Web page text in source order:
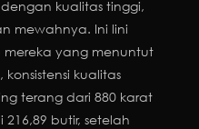
kualitas tinggi,
mewahnya. Ini lini
yang menuntut
kualitas
terang dari 880 karat
butir, setelah